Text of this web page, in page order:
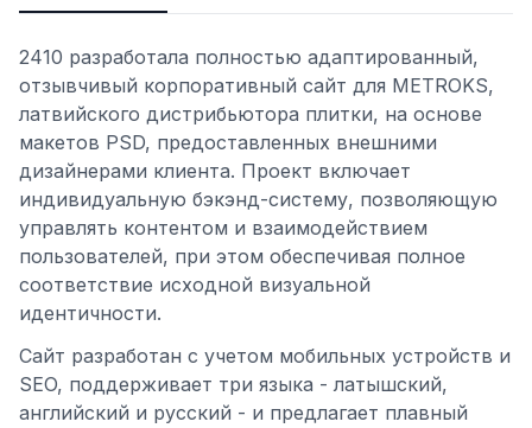
2410 разработала полностью адаптированный,
отзывчивый корпоративный сайт для METROKS,
латвийского дистрибьютора плитки, на основе
макетов PSD, предоставленных внешними
дизайнерами клиента. Проект включает
индивидуальную бэкэнд-систему, позволяющую
управлять контентом и взаимодействием
пользователей, при этом обеспечивая полное
соответствие исходной визуальной
идентичности.
Сайт разработан с учетом мобильных устройств и
SEO, поддерживает три языка - латышский,
английский и русский - и предлагает плавный